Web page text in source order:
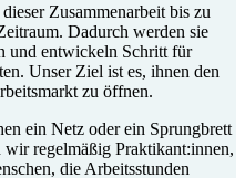
Zusammenarbeit bis zu
Dadurch werden sie
und entwickeln Schritt für
Unser Ziel ist es, ihnen den
zu öffnen.
ein Netz oder ein Sprungbrett
regelmäßig Praktikant:innen,
die Arbeitsstunden